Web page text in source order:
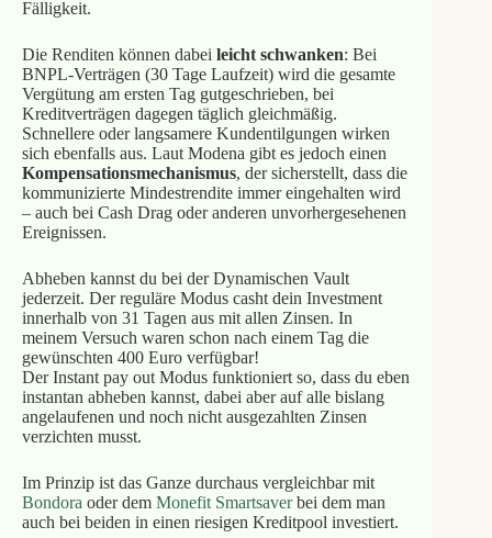
Fälligkeit.
Die Renditen können dabei leicht schwanken: Bei
BNPL-Verträgen (30 Tage Laufzeit) wird die gesamte
Vergütung am ersten Tag gutgeschrieben, bei
Kreditverträgen dagegen täglich gleichmäßig.
Schnellere oder langsamere Kundentilgungen wirken
sich ebenfalls aus. Laut Modena gibt es jedoch einen
Kompensationsmechanismus, der sicherstellt, dass die
kommunizierte Mindestrendite immer eingehalten wird
– auch bei Cash Drag oder anderen unvorhergesehenen
Ereignissen.
Abheben kannst du bei der Dynamischen Vault
jederzeit. Der reguläre Modus casht dein Investment
innerhalb von 31 Tagen aus mit allen Zinsen. In
meinem Versuch waren schon nach einem Tag die
gewünschten 400 Euro verfügbar!
Der Instant pay out Modus funktioniert so, dass du eben
instantan abheben kannst, dabei aber auf alle bislang
angelaufenen und noch nicht ausgezahlten Zinsen
verzichten musst.
Im Prinzip ist das Ganze durchaus vergleichbar mit
Bondora oder dem Monefit Smartsaverbei dem man
auch bei beiden in einen riesigen Kreditpool investiert.